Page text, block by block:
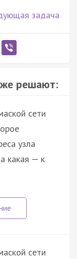
задача
решают:
сети
узла
какая — к
сети